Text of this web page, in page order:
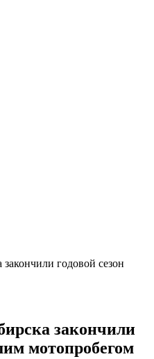
годовой сезон
закончили
мотопробегом